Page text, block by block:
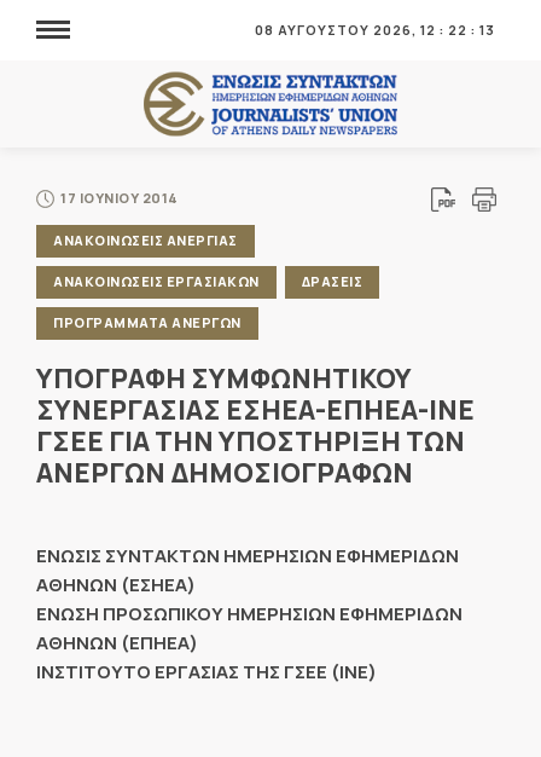
08 ΑΥΓΟΥΣΤΟΥ 2026, 12 : 22 : 13
17 ΙΟΥΝΙΟΥ 2014
ΑΝΑΚΟΙΝΩΣΕΙΣ ΑΝΕΡΓΙΑΣ
ΑΝΑΚΟΙΝΩΣΕΙΣ ΕΡΓΑΣΙΑΚΩΝ ΔΡΑΣΕΙΣ
ΠΡΟΓΡΑΜΜΑΤΑ ΑΝΕΡΓΩΝ
ΥΠΟΓΡΑΦΗ ΣΥΜΦΩΝΗΤΙΚΟΥ
ΣΥΝΕΡΓΑΣΙΑΣ ΕΣΗΕΑ-ΕΠΗΕΑ-ΙΝΕ
ΓΣΕΕ ΓΙΑ ΤΗΝ ΥΠΟΣΤΗΡΙΞΗ ΤΩΝ
ΑΝΕΡΓΩΝ ΔΗΜΟΣΙΟΓΡΑΦΩΝ
ΕΝΩΣΙΣ ΣΥΝΤΑΚΤΩΝ ΗΜΕΡΗΣΙΩΝ ΕΦΗΜΕΡΙΔΩΝ
ΑΘΗΝΩΝ (ΕΣΗΕΑ)
ΕΝΩΣΗ ΠΡΟΣΩΠΙΚΟΥ ΗΜΕΡΗΣΙΩΝ ΕΦΗΜΕΡΙΔΩΝ
ΑΘΗΝΩΝ (ΕΠΗΕΑ)
ΙΝΣΤΙΤΟΥΤΟ ΕΡΓΑΣΙΑΣ ΤΗΣ ΓΣΕΕ (ΙΝΕ)